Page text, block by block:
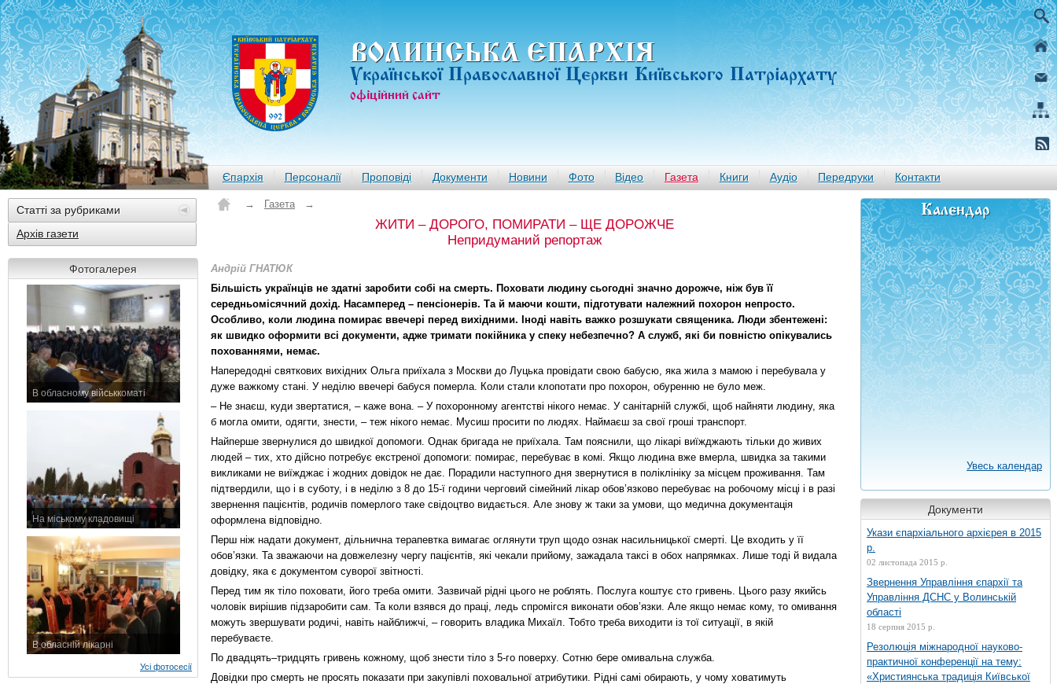
ВОЛИНСЬКА ЄПАРХIЯ
Української Православної Церкви Київського Патріархату
офiцiйний сайт
Єпархія Персоналії Проповіді Документи Новини Фото Відео Газета Книги Аудіо Передруки Контакти
Статті за рубриками
Архів газети
Фотогалерея
В обласному військкоматі
На міському кладовищі
В обласній лікарні
Усі фотосесії
→ Газета →
ЖИТИ – ДОРОГО, ПОМИРАТИ – ЩЕ ДОРОЖЧЕ
Непридуманий репортаж
Андрій ГНАТЮК
Більшість українців не здатні заробити собі на смерть. Поховати людину сьогодні значно дорожче, ніж був її
середньомісячний дохід. Насамперед – пенсіонерів. Та й маючи кошти, підготувати належний похорон непросто.
Особливо, коли людина помирає ввечері перед вихідними. Іноді навіть важко розшукати священика. Люди збентежені:
як швидко оформити всі документи, адже тримати покійника у спеку небезпечно? А служб, які би повністю опікувались
похованнями, немає.
Напередодні святкових вихідних Ольга приїхала з Москви до Луцька провідати свою бабусю, яка жила з мамою і перебувала у
дуже важкому стані. У неділю ввечері бабуся померла. Коли стали клопотати про похорон, обуренню не було меж.
– Не знаєш, куди звертатися, – каже вона. – У похоронному агентстві нікого немає. У санітарній службі, щоб найняти людину, яка
б могла омити, одягти, знести, – теж нікого немає. Мусиш просити по людях. Наймаєш за свої гроші транспорт.
Найперше звернулися до швидкої допомоги. Однак бригада не приїхала. Там пояснили, що лікарі виїжджають тільки до живих
людей – тих, хто дійсно потребує екстреної допомоги: помирає, перебуває в комі. Якщо людина вже вмерла, швидка за такими
викликами не виїжджає і жодних довідок не дає. Порадили наступного дня звернутися в поліклініку за місцем проживання. Там
підтвердили, що і в суботу, і в неділю з 8 до 15-ї години черговий сімейний лікар обов’язково перебуває на робочому місці і в разі
звернення пацієнтів, родичів померлого таке свідоцтво видається. Але знову ж таки за умови, що медична документація
оформлена відповідно.
Перш ніж надати документ, дільнична терапевтка вимагає оглянути труп щодо ознак насильницької смерті. Це входить у її
обов’язки. Та зважаючи на довжелезну чергу пацієнтів, які чекали прийому, зажадала таксі в обох напрямках. Лише тоді й видала
довідку, яка є документом суворої звітності.
Перед тим як тіло поховати, його треба омити. Зазвичай рідні цього не роблять. Послуга коштує сто гривень. Цього разу якийсь
чоловік вирішив підзаробити сам. Та коли взявся до праці, ледь спромігся виконати обов’язки. Але якщо немає кому, то омивання
можуть звершувати родичі, навіть найближчі, – говорить владика Михаїл. Тобто треба виходити із тої ситуації, в якій
перебуваєте.
По двадцять–тридцять гривень кожному, щоб знести тіло з 5-го поверху. Сотню бере омивальна служба.
Довідки про смерть не просять показати при закупівлі поховальної атрибутики. Рідні самі обирають, у чому ховатимуть
Календар
Увесь календар
Документи
Укази єпархіального архієрея в 2015
р.
02 листопада 2015 р.
Звернення Управління єпархії та
Управління ДСНС у Волинській
області
18 серпня 2015 р.
Резолюція міжнародної науково-
практичної конференції на тему:
«Християнська традиція Київської